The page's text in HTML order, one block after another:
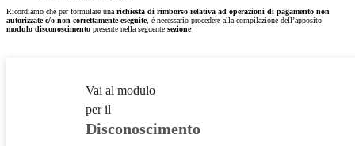
Ricordiamo che per formulare una richiesta di rimborso relativa ad operazioni di pagamento non
autorizzate e/o non correttamente eseguite, è necessario procedere alla compilazione dell’apposito
modulo disconoscimento presente nella seguente sezione
Vai al modulo
per il
Disconoscimento